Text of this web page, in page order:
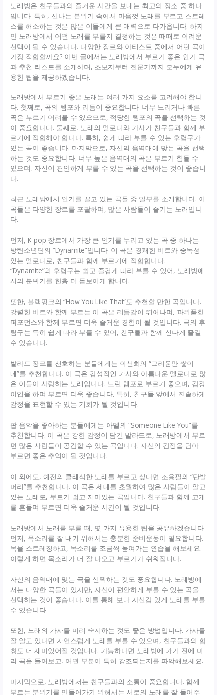
노래방은 친구들과의 즐거운 시간을 보내는 최고의 장소 중 하나
입니다. 특히, 신나는 분위기 속에서 마음껏 노래를 부르고 스트레
스를 해소하는 것은 많은 이들에게 큰 매력으로 다가옵니다. 하지
만 노래방에서 어떤 노래를 부를지 결정하는 것은 때때로 어려운
선택이 될 수 있습니다. 다양한 장르와 아티스트 중에서 어떤 곡이
가장 적합할까요? 이번 글에서는 노래방에서 부르기 좋은 인기 곡
과 추천 리스트를 소개하며, 초보자부터 전문가까지 모두에게 유
용한 팁을 제공하겠습니다.
노래방에서 부르기 좋은 노래는 여러 가지 요소를 고려해야 합니
다. 첫째로, 곡의 템포와 리듬이 중요합니다. 너무 느리거나 빠른
곡은 부르기 어려울 수 있으므로, 적당한 템포의 곡을 선택하는 것
이 중요합니다. 둘째로, 노래의 멜로디와 가사가 친구들과 함께 부
르기에 적합해야 합니다. 특히, 쉽게 따라 부를 수 있는 후렴구가
있는 곡이 좋습니다. 마지막으로, 자신의 음역대에 맞는 곡을 선택
하는 것도 중요합니다. 너무 높은 음역대의 곡은 부르기 힘들 수
있으며, 자신이 편안하게 부를 수 있는 곡을 선택하는 것이 좋습니
다.
최근 노래방에서 인기를 끌고 있는 곡들 중 일부를 소개합니다. 이
곡들은 다양한 장르를 포괄하며, 많은 사람들이 즐기는 노래입니
다.
먼저, K-pop 장르에서 가장 큰 인기를 누리고 있는 곡 중 하나는
방탄소년단의 “Dynamite”입니다. 이 곡은 경쾌한 비트와 중독성
있는 멜로디로, 친구들과 함께 부르기에 적합합니다.
“Dynamite”의 후렴구는 쉽고 즐겁게 따라 부를 수 있어, 노래방에
서의 분위기를 한층 더 돋보이게 합니다.
또한, 블랙핑크의 “How You Like That”도 추천할 만한 곡입니다.
강렬한 비트와 함께 부르는 이 곡은 리듬감이 뛰어나며, 파워풀한
퍼포먼스와 함께 부르면 더욱 즐거운 경험이 될 것입니다. 곡의 후
렴구는 특히 쉽게 따라 부를 수 있어, 친구들과 함께 신나게 즐길
수 있습니다.
발라드 장르를 선호하는 분들에게는 이선희의 “그리움만 쌓이
네”를 추천합니다. 이 곡은 감성적인 가사와 아름다운 멜로디로 많
은 이들이 사랑하는 노래입니다. 느린 템포로 부르기 좋으며, 감정
이입을 하며 부르면 더욱 좋습니다. 특히, 친구들 앞에서 진솔하게
감정을 표현할 수 있는 기회가 될 것입니다.
팝 음악을 좋아하는 분들에게는 아델의 “Someone Like You”를
추천합니다. 이 곡은 강한 감정이 담긴 발라드로, 노래방에서 부르
면 많은 사람들이 공감할 수 있는 곡입니다. 자신의 감정을 담아
부르면 좋은 추억이 될 것입니다.
이 외에도, 예전의 클래식한 노래를 부르고 싶다면 조용필의 “단발
머리”를 추천합니다. 이 곡은 세대를 초월하여 많은 사람들이 알고
있는 노래로, 부르기 쉽고 재미있는 곡입니다. 친구들과 함께 고개
를 흔들며 부르면 더욱 즐거운 시간이 될 것입니다.
노래방에서 노래를 부를 때, 몇 가지 유용한 팁을 공유하겠습니다.
먼저, 목소리를 잘 내기 위해서는 충분한 준비운동이 필요합니다.
목을 스트레칭하고, 목소리를 조금씩 높여가는 연습을 해보세요.
이렇게 하면 목소리가 더 잘 나오고 부르기가 쉬워집니다.
자신의 음역대에 맞는 곡을 선택하는 것도 중요합니다. 노래방에
서는 다양한 곡들이 있지만, 자신이 편안하게 부를 수 있는 곡을
선택하는 것이 좋습니다. 이를 통해 보다 자신감 있게 노래를 부를
수 있습니다.
또한, 노래의 가사를 미리 숙지하는 것도 좋은 방법입니다. 가사를
잘 알고 있다면 자연스럽게 노래를 부를 수 있으며, 친구들과의 합
창도 더 재미있어질 것입니다. 가능하다면 노래방에 가기 전에 미
리 곡을 들어보고, 어떤 부분이 특히 강조되는지를 파악해보세요.
마지막으로, 노래방에서는 친구들과의 소통이 중요합니다. 함께
부르는 분위기를 만들어가기 위해서는 서로의 노래를 잘 들어주